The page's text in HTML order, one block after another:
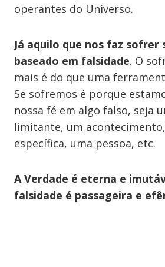
operantes do Universo.
Já aquilo que nos faz sofrer
baseado em falsidade. O
mais é do que uma
Se sofremos é porque
nossa fé em algo falso, seja
limitante, um
específica, uma pessoa, etc.
A Verdade é eterna e
falsidade é passageira e